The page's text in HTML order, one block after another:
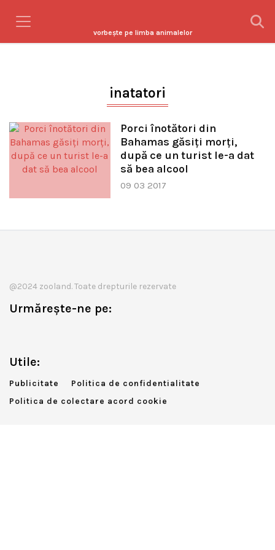
vorbeşte pe limba animalelor
inatatori
Porci înotători din
Bahamas găsiţi morţi,
după ce un turist le-a dat
să bea alcool
09 03 2017
@2024 zooland. Toate drepturile rezervate
Urmărește-ne pe:
Utile:
Publicitate
Politica de confidentialitate
Politica de colectare acord cookie